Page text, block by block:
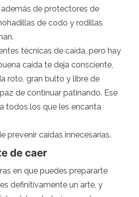
de protectores de
de codo y rodillas
técnicas de caída, pero hay
caída te deja consciente,
roto, gran bulto y libre de
de continuar patinando. Ese
todos los que les encanta
prevenir caídas innecesarias.
de caer
en que puedes prepararte
definitivamente un arte, y